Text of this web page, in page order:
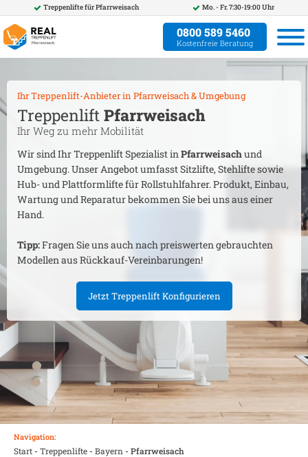
Treppenlifte fürPfarrweisach Mo. - Fr. 7:30-19:00 Uhr
0800 589 5460
Kostenfreie Beratung
Ihr Treppenlift-Anbieter in Pfarrweisach& Umgebung
Treppenlift Pfarrweisach
Ihr Weg zu mehr Mobilität
Wir sind Ihr Treppenlift Spezialist inPfarrweisachund
Umgebung. Unser Angebot umfasst Sitzlifte, Stehlifte sowie
Hub- und Plattformlifte für Rollstuhlfahrer. Produkt, Einbau,
Wartung und Reparatur bekommen Sie bei uns aus einer
Hand.
Tipp:Fragen Sie uns auch nach preiswerten gebrauchten
Modellen aus Rückkauf-Vereinbarungen!
Jetzt Treppenlift Konfigurieren
Navigation:
Start- Treppenlifte- Bayern - Pfarrweisach